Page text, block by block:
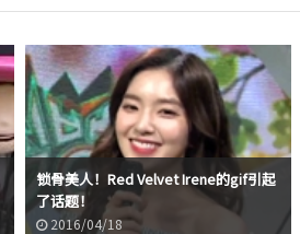
锁骨美人！Red Velvet Irene的gif引起
了话题！
2016/04/18